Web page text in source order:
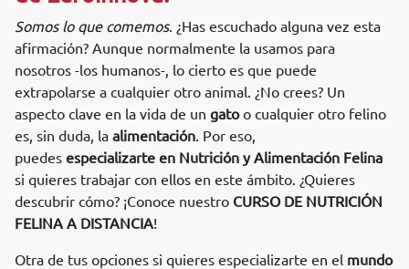
Somos lo que comemos. ¿Has escuchado alguna vez esta
afirmación? Aunque normalmente la usamos para
nosotros -los humanos-, lo cierto es que puede
extrapolarse a cualquier otro animal. ¿No crees? Un
aspecto clave en la vida de un gatoo cualquier otro felino
es, sin duda, la alimentación . Por eso,
puedes especializarte en Nutrición y Alimentación Felina
si quieres trabajar con ellos en este ámbito. ¿Quieres
descubrir cómo? ¡Conoce nuestro CURSO DE NUTRICIÓN
FELINA A DISTANCIA!
Otra de tus opciones si quieres especializarte en el mundo